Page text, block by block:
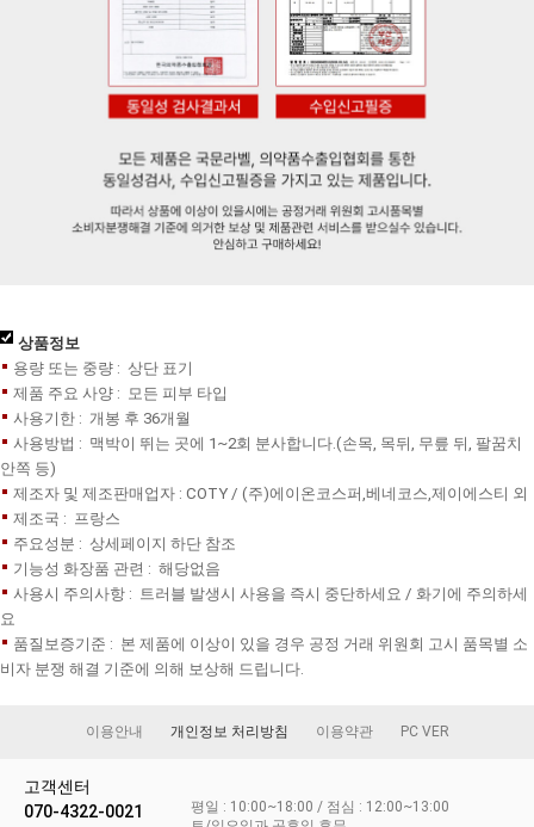
상품정보
용량 또는 중량 : 상단 표기
제품 주요 사양 : 모든 피부 타입
사용기한 : 개봉 후 36개월
사용방법 : 맥박이 뛰는 곳에 1~2회 분사합니다.(손목, 목뒤, 무릎 뒤, 팔꿈치
안쪽 등)
제조자 및 제조판매업자 : COTY / (주)에이온코스퍼,베네코스,제이에스티 외
제조국 : 프랑스
주요성분 : 상세페이지 하단 참조
기능성 화장품 관련 : 해당없음
사용시 주의사항 : 트러블 발생시 사용을 즉시 중단하세요 / 화기에 주의하세
요
품질보증기준 : 본 제품에 이상이 있을 경우 공정 거래 위원회 고시 품목별 소
비자 분쟁 해결 기준에 의해 보상해 드립니다.
이용안내 개인정보 처리방침 이용약관 PC VER
고객센터
070-4322-0021
평일 : 10:00~18:00 / 점심 : 12:00~13:00